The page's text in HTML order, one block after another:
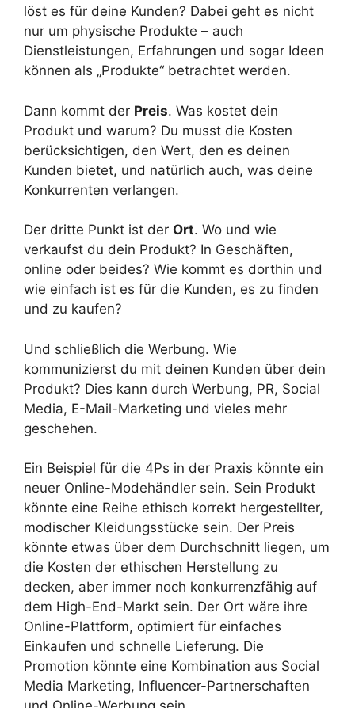
löst es für deine Kunden? Dabei geht es nicht
nur um physische Produkte – auch
Dienstleistungen, Erfahrungen und sogar Ideen
können als „Produkte“ betrachtet werden.
Dann kommt der Preis. Was kostet dein
Produkt und warum? Du musst die Kosten
berücksichtigen, den Wert, den es deinen
Kunden bietet, und natürlich auch, was deine
Konkurrenten verlangen.
Der dritte Punkt ist der Ort. Wo und wie
verkaufst du dein Produkt? In Geschäften,
online oder beides? Wie kommt es dorthin und
wie einfach ist es für die Kunden, es zu finden
und zu kaufen?
Und schließlich die Werbung. Wie
kommunizierst du mit deinen Kunden über dein
Produkt? Dies kann durch Werbung, PR, Social
Media, E-Mail-Marketing und vieles mehr
geschehen.
Ein Beispiel für die 4Ps in der Praxis könnte ein
neuer Online-Modehändler sein. Sein Produkt
könnte eine Reihe ethisch korrekt hergestellter,
modischer Kleidungsstücke sein. Der Preis
könnte etwas über dem Durchschnitt liegen, um
die Kosten der ethischen Herstellung zu
decken, aber immer noch konkurrenzfähig auf
dem High-End-Markt sein. Der Ort wäre ihre
Online-Plattform, optimiert für einfaches
Einkaufen und schnelle Lieferung. Die
Promotion könnte eine Kombination aus Social
Media Marketing, Influencer-Partnerschaften